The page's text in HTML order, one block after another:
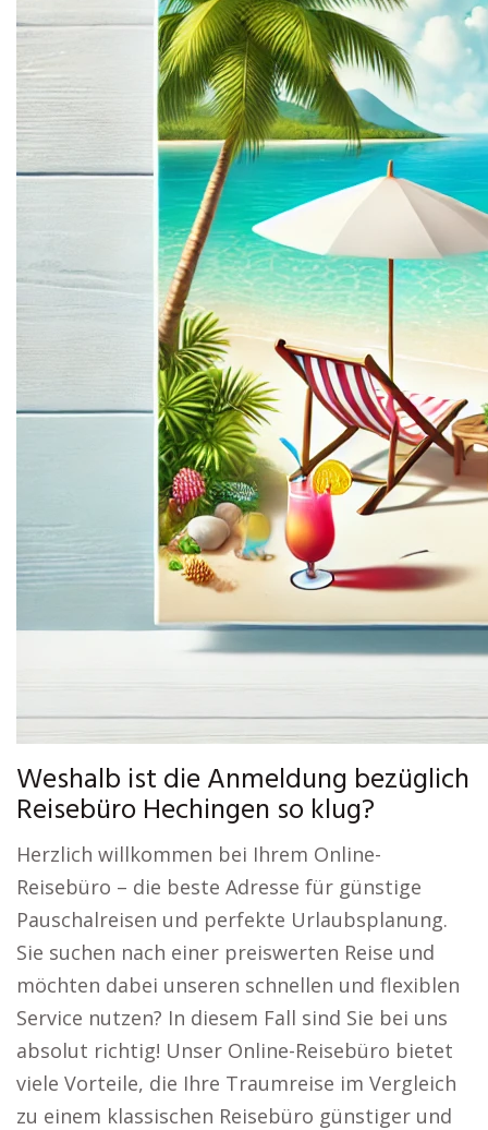
Weshalb ist die Anmeldung bezüglich
Reisebüro Hechingen so klug?
Herzlich willkommen bei Ihrem Online-
Reisebüro – die beste Adresse für günstige
Pauschalreisen und perfekte Urlaubsplanung.
Sie suchen nach einer preiswerten Reise und
möchten dabei unseren schnellen und flexiblen
Service nutzen? In diesem Fall sind Sie bei uns
absolut richtig! Unser Online-Reisebüro bietet
viele Vorteile, die Ihre Traumreise im Vergleich
zu einem klassischen Reisebüro günstiger und